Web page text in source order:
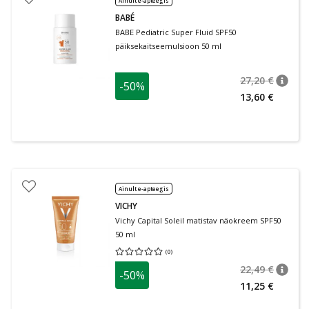
BABÉ
BABE Pediatric Super Fluid SPF50
päiksekaitseemulsioon 50 ml
-50% 27,20 €
13,60 €
Ainult e-apteegis
VICHY
Vichy Capital Soleil matistav näokreem SPF50
50 ml
(0)
Keskmine hinnang 0.00
-50% 22,49 €
11,25 €